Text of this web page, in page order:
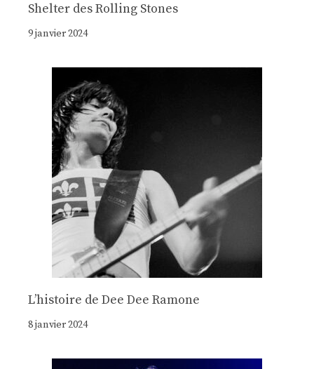
Shelter des Rolling Stones
9 janvier 2024
Lʼhistoire de Dee Dee Ramone
8 janvier 2024